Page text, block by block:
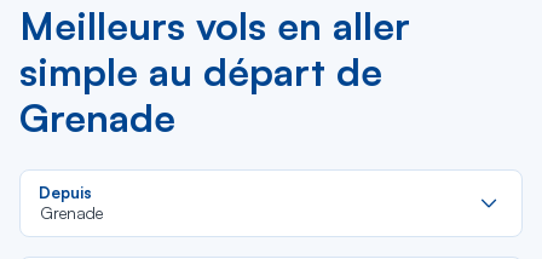
Meilleurs vols en aller
simple au départ de
Grenade
Depuis
Grenade